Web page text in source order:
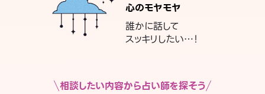
心のモヤモヤ
誰かに話して
スッキリしたい…！
相談したい内容から占い師を探そう